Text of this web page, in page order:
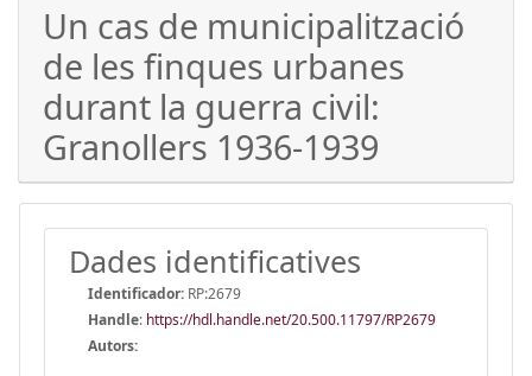
Un cas de municipalització
de les finques urbanes
durant la guerra civil:
Granollers 1936-1939
Dades identificatives
Identificador: RP:2679
Handle: https://hdl.handle.net/20.500.11797/RP2679
Autors: